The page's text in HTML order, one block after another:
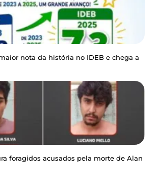
nota da história no IDEB e chega a
foragidos acusados pela morte de Alan